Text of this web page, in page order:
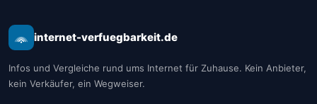
internet-verfuegbarkeit.de
Infos und Vergleiche rund ums Internet für Zuhause. Kein Anbieter,
kein Verkäufer, ein Wegweiser.